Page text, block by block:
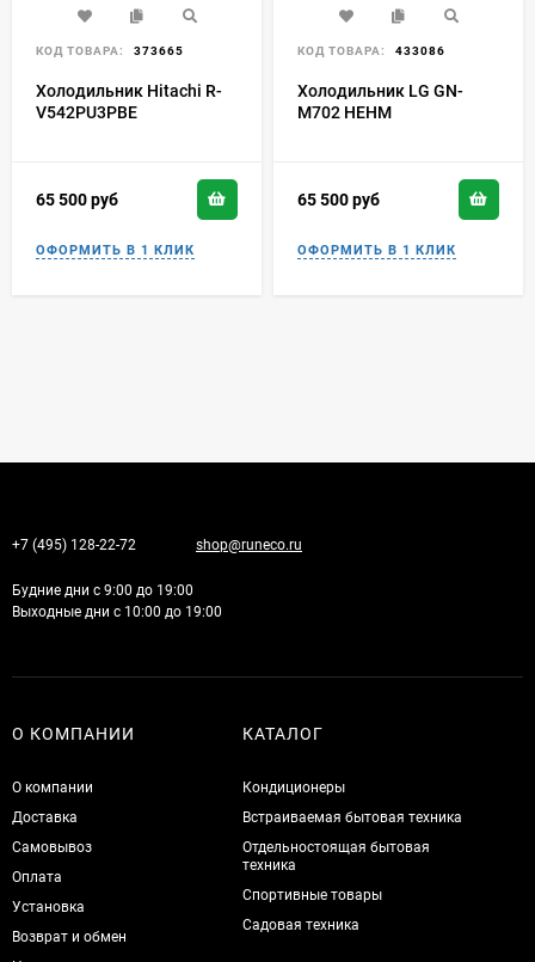
КОД ТОВАРА: 373665
Холодильник Hitachi R-
V542PU3PBE
65 500руб
КОД ТОВАРА: 433086
Холодильник LG GN-
M702 HEHM
65 500руб
+7 (495) 128-22-72 shop@runeco.ru
Будние дни с 9:00 до 19:00
Выходные дни с 10:00 до 19:00
О КОМПАНИИ
О компании
Доставка
Самовывоз
Оплата
Установка
Возврат и обмен
КАТАЛОГ
Кондиционеры
Встраиваемая бытовая техника
Отдельностоящая бытовая
техника
Спортивные товары
Садовая техника